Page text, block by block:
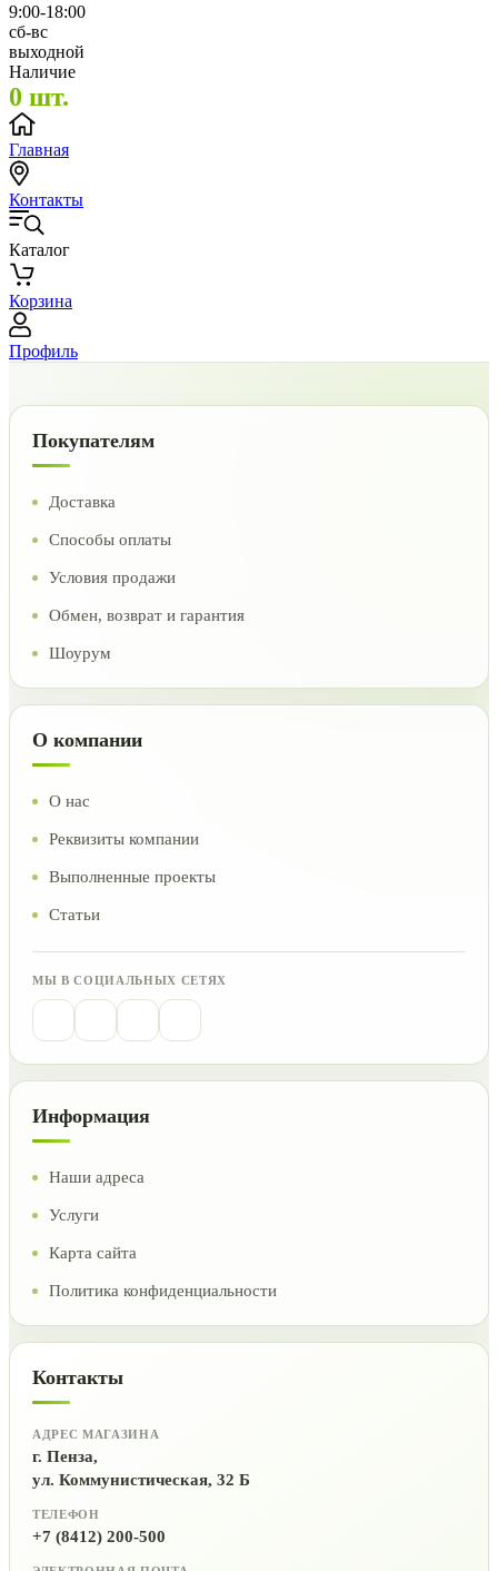
9:00-18:00
сб-вс
выходной
Наличие
0 шт.
Главная
Контакты
Каталог
Корзина
Профиль
Покупателям
Доставка
Способы оплаты
Условия продажи
Обмен, возврат и гарантия
Шоурум
О компании
О нас
Реквизиты компании
Выполненные проекты
Статьи
МЫ В СОЦИАЛЬНЫХ СЕТЯХ
Информация
Наши адреса
Услуги
Карта сайта
Политика конфиденциальности
Контакты
АДРЕС МАГАЗИНА
г. Пенза,
ул. Коммунистическая, 32 Б
ТЕЛЕФОН
+7 (8412) 200-500